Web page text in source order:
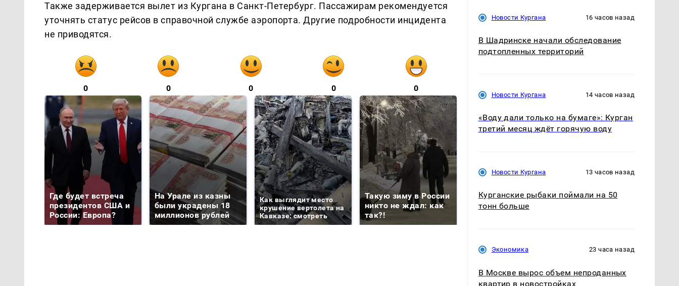
Также задерживается вылет из Кургана в Санкт-Петербург. Пассажирам рекомендуется
уточнять статус рейсов в справочной службе аэропорта. Другие подробности инцидента
не приводятся.
0 0 0 0 0
Где будет встреча
президентов США и
России: Европа?
На Урале из казны
были украдены 18
миллионов рублей
Как выглядит место
крушение вертолета на
Кавказе: смотреть
Такую зиму в России
никто не ждал: как
так?!
Не ешьте эту
готовую еду из
В ОАЭ произошло
Новости Кургана 16 часов назад
В Шадринске начали обследование
подтопленных территорий
Новости Кургана 14 часов назад
«Воду дали только на бумаге»: Курган
третий месяц ждёт горячую воду
Новости Кургана 13 часов назад
Курганские рыбаки поймали на 50
тонн больше
Экономика 23 часа назад
В Москве вырос объем непроданных
квартир в новостройках